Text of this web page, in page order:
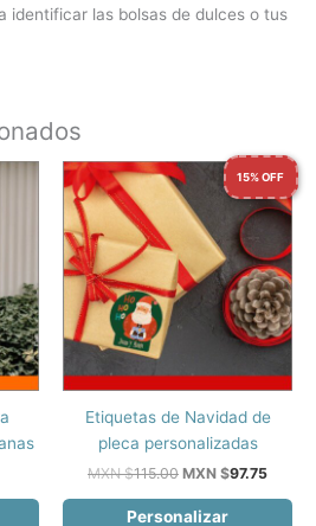
identificar las bolsas de dulces o tus
15% OFF
Etiquetas de Navidad de
pleca personalizadas
MXN $115.00 El
original
MXN $97.75El
actual
Personalizar
Este
producto
tiene
variantes.